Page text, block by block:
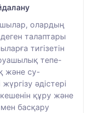
олардың
талаптары
тигізетін
тепе-
және су-
әдістері
құру және
басқару